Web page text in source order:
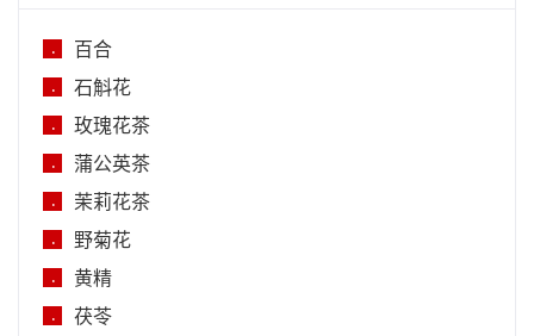
. 百合
. 石斛花
. 玫瑰花茶
. 蒲公英茶
. 茉莉花茶
. 野菊花
. 黄精
. 茯苓